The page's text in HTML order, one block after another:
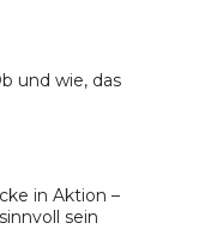
und wie, das
in Aktion –
sein